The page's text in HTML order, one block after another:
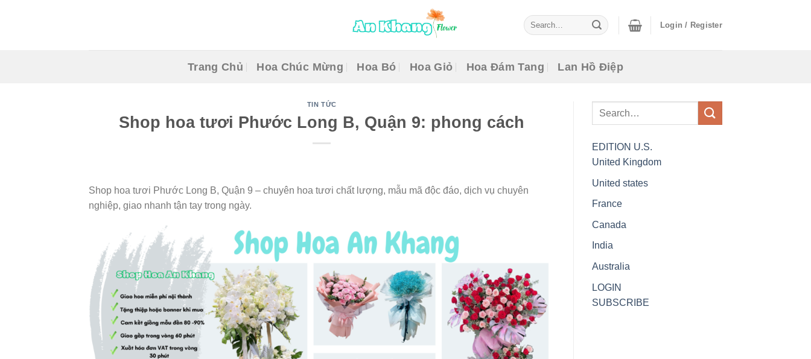
Search
for:
Login / Register
Trang Chủ Hoa Chúc Mừng Hoa Bó Hoa Giỏ Hoa Đám Tang Lan Hồ Điệp
TIN TỨC
Shop hoa tươi Phước Long B, Quận 9: phong cách
Shop hoa tươi Phước Long B, Quận 9 – chuyên hoa tươi chất lượng, mẫu mã độc đáo, dịch vụ chuyên
nghiệp, giao nhanh tận tay trong ngày.
EDITION U.S.
United Kingdom
United states
France
Canada
India
Australia
LOGIN
SUBSCRIBE